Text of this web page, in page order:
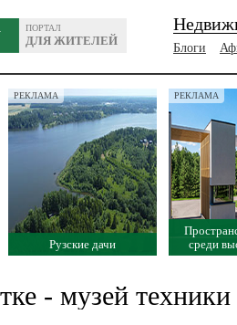
ПОРТАЛ
ДЛЯ ЖИТЕЛЕЙ
Блоги
РЕКЛАМА
Рузские дачи
РЕКЛАМА
среди
- музей